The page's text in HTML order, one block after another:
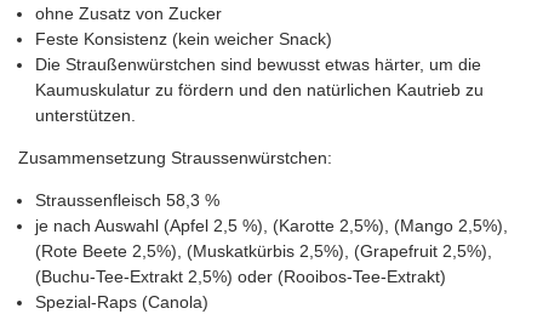
ohne Zusatz von Zucker
Feste Konsistenz (kein weicher Snack)
Die Straußenwürstchen sind bewusst etwas härter, um die
Kaumuskulatur zu fördern und den natürlichen Kautrieb zu
unterstützen.
Zusammensetzung Straussenwürstchen:
Straussenfleisch 58,3 %
je nach Auswahl (Apfel 2,5 %), (Karotte 2,5%), (Mango 2,5%),
(Rote Beete 2,5%), (Muskatkürbis 2,5%), (Grapefruit 2,5%),
(Buchu-Tee-Extrakt 2,5%) oder (Rooibos-Tee-Extrakt)
Spezial-Raps (Canola)